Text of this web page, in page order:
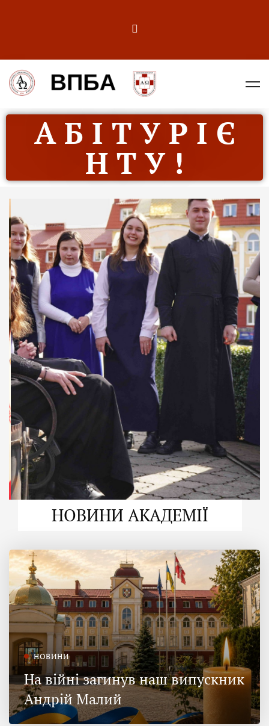
А Б І Т У Р І Є
Н Т У !
ДУХОВНО СИЛЬНІ!
ВПБА — спільнота, де
формується
покликання
Читати більше
НОВИНИ АКАДЕМІЇ
НОВИНИ
На війні загинув наш випускник
Андрій Малий